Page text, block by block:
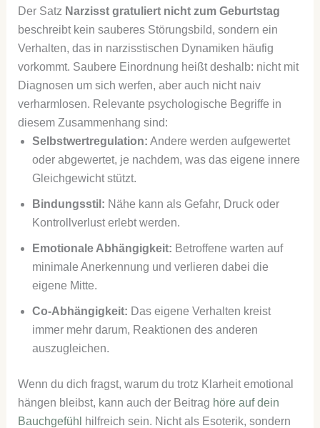
Der Satz Narzisst gratuliert nicht zum Geburtstag
beschreibt kein sauberes Störungsbild, sondern ein
Verhalten, das in narzisstischen Dynamiken häufig
vorkommt. Saubere Einordnung heißt deshalb: nicht mit
Diagnosen um sich werfen, aber auch nicht naiv
verharmlosen. Relevante psychologische Begriffe in
diesem Zusammenhang sind:
Selbstwertregulation: Andere werden aufgewertet
oder abgewertet, je nachdem, was das eigene innere
Gleichgewicht stützt.
Bindungsstil: Nähe kann als Gefahr, Druck oder
Kontrollverlust erlebt werden.
Emotionale Abhängigkeit: Betroffene warten auf
minimale Anerkennung und verlieren dabei die
eigene Mitte.
Co-Abhängigkeit: Das eigene Verhalten kreist
immer mehr darum, Reaktionen des anderen
auszugleichen.
Wenn du dich fragst, warum du trotz Klarheit emotional
hängen bleibst, kann auch der Beitrag höre auf dein
Bauchgefühl
hilfreich sein. Nicht als Esoterik, sondern